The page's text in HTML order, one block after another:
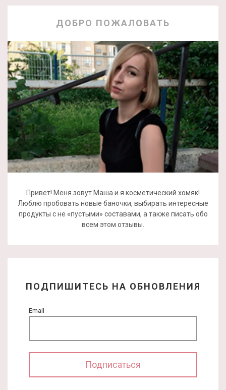
ДОБРО ПОЖАЛОВАТЬ
Привет! Меня зовут Маша и я косметический хомяк!
Люблю пробовать новые баночки, выбирать интересные
продукты с не «пустыми» составами, а также писать обо
всем этом отзывы.
ПОДПИШИТЕСЬ НА ОБНОВЛЕНИЯ
Email